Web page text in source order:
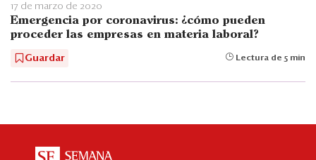
17 de marzo de 2020
Emergencia por coronavirus: ¿cómo pueden
proceder las empresas en materia laboral?
Guardar Lectura de 5 min